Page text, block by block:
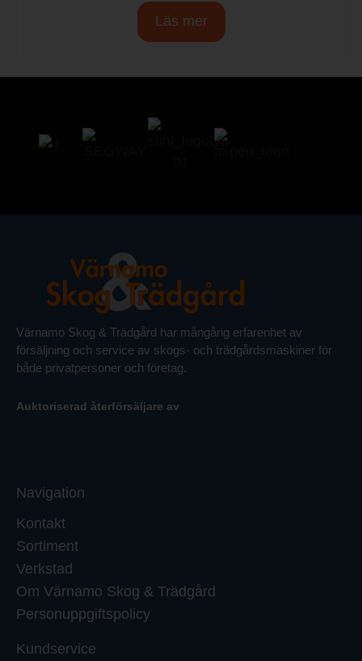
Läs mer
Värnamo Skog & Trädgård har mångårig erfarenhet av
försäljning och service av skogs- och trädgårdsmaskiner för
både privatpersoner och företag.
Auktoriserad återförsäljare av
Navigation
Kontakt
Sortiment
Verkstad
Om Värnamo Skog & Trädgård
Personuppgiftspolicy
Kundservice